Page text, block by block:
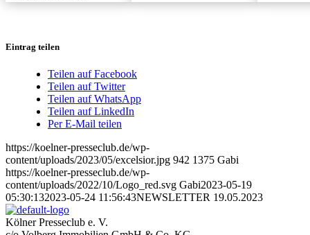
Eintrag teilen
Teilen auf Facebook
Teilen auf Twitter
Teilen auf WhatsApp
Teilen auf LinkedIn
Per E-Mail teilen
https://koelner-presseclub.de/wp-
content/uploads/2023/05/excelsior.jpg 942 1375 Gabi
https://koelner-presseclub.de/wp-
content/uploads/2022/10/Logo_red.svg Gabi2023-05-19
05:30:132023-05-24 11:56:43NEWSLETTER 19.05.2023
Kölner Presseclub e. V.